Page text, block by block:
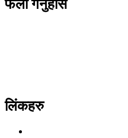
फलो गर्नुहोस
लिंकहरु